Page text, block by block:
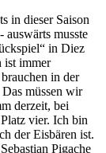
in dieser Saison
auswärts musste
in Diez
ist immer
in der
müssen wir
derzeit, bei
vier. Ich bin
der Eisbären ist.
Pigache